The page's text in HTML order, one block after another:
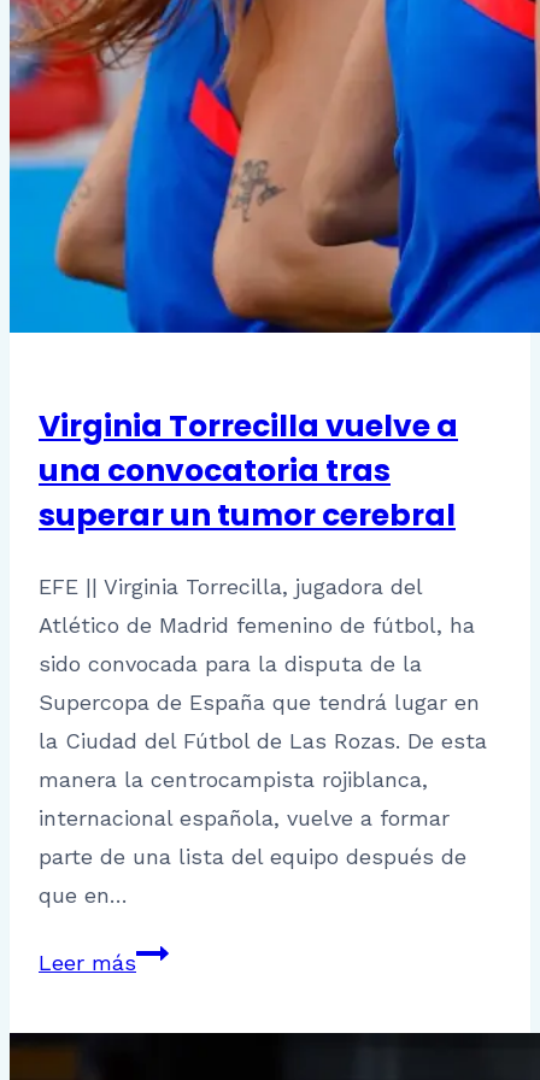
Virginia Torrecilla vuelve a
una convocatoria tras
superar un tumor cerebral
EFE || Virginia Torrecilla, jugadora del
Atlético de Madrid femenino de fútbol, ha
sido convocada para la disputa de la
Supercopa de España que tendrá lugar en
la Ciudad del Fútbol de Las Rozas. De esta
manera la centrocampista rojiblanca,
internacional española, vuelve a formar
parte de una lista del equipo después de
que en…
Leer másVirginia
vuelve